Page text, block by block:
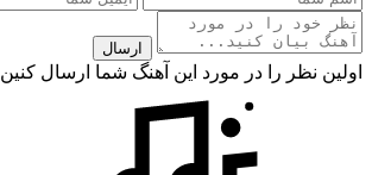
ارسال
اولین نظر را در مورد این آهنگ شما ارسال کنین